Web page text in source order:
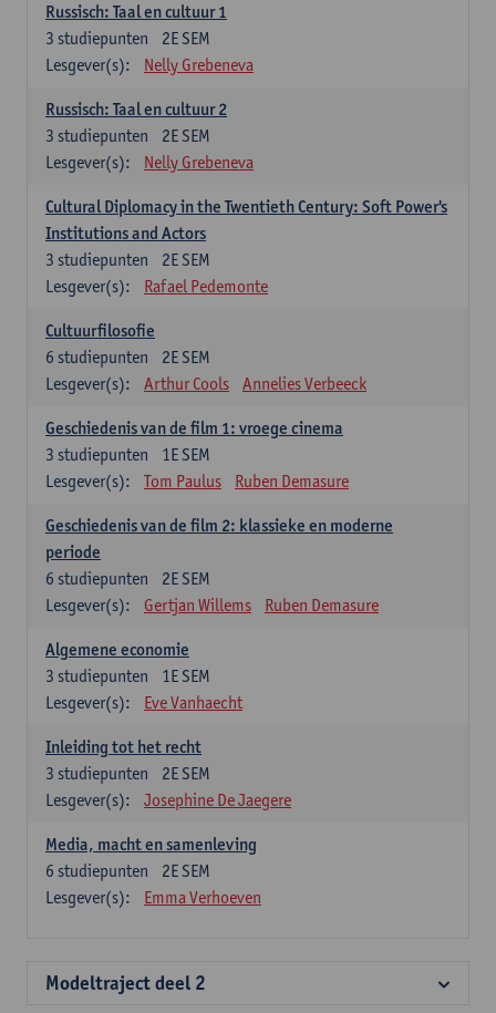
Russisch: Taal en cultuur 1
2E SEM
3 studiepunten
Lesgever(s):
Nelly Grebeneva
Russisch: Taal en cultuur 2
2E SEM
3 studiepunten
Lesgever(s):
Nelly Grebeneva
Cultural Diplomacy in the Twentieth Century: Soft Power's
Institutions and Actors
2E SEM
3 studiepunten
Lesgever(s):
Rafael Pedemonte
Cultuurfilosofie
2E SEM
6 studiepunten
Lesgever(s):
Arthur Cools Annelies Verbeeck
Geschiedenis van de film 1: vroege cinema
1E SEM
3 studiepunten
Lesgever(s):
Tom Paulus Ruben Demasure
Geschiedenis van de film 2: klassieke en moderne
periode
2E SEM
6 studiepunten
Lesgever(s):
Gertjan Willems Ruben Demasure
Algemene economie
1E SEM
3 studiepunten
Lesgever(s):
Eve Vanhaecht
Inleiding tot het recht
2E SEM
3 studiepunten
Lesgever(s):
Josephine De Jaegere
Media, macht en samenleving
2E SEM
6 studiepunten
Lesgever(s):
Emma Verhoeven
Modeltraject deel 2